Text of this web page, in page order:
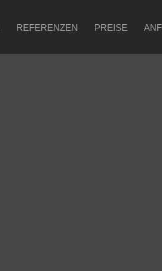
REFERENZEN PREISE